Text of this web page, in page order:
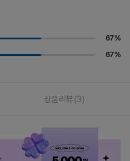
67%
67%
상품리뷰(3)